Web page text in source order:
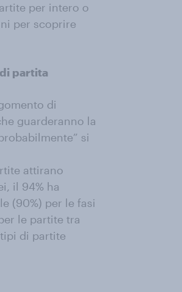
per intero o
per scoprire
partita
di
guarderanno la
si
attirano
il 94% ha
(90%) per le fasi
le partite tra
di partite